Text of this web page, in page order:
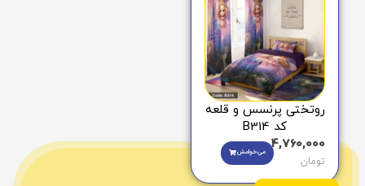
روتختی پرنسس و قلعه
کد B314
4,760,000
تومان
می‌خوامش